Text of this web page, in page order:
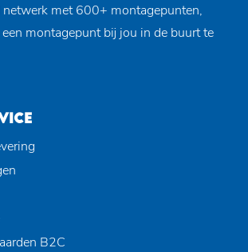
met 600+ montagepunten,
montagepunt bij jou in de buurt te
B2C